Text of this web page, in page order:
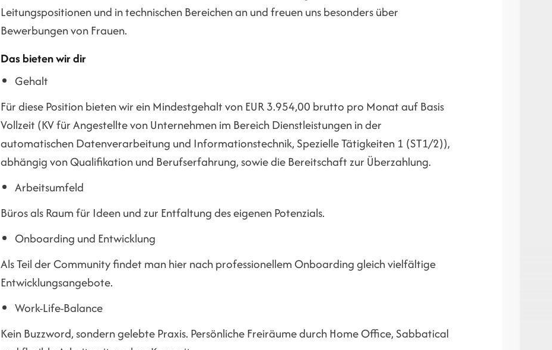
Leitungspositionen und in technischen Bereichen an und freuen uns besonders über
Bewerbungen von Frauen.
Das bieten wir dir
Gehalt
Für diese Position bieten wir ein Mindestgehalt von EUR 3.954,00 brutto pro Monat auf Basis
Vollzeit (KV für Angestellte von Unternehmen im Bereich Dienstleistungen in der
automatischen Datenverarbeitung und Informationstechnik, Spezielle Tätigkeiten 1 (ST1/2)),
abhängig von Qualifikation und Berufserfahrung, sowie die Bereitschaft zur Überzahlung.
Arbeitsumfeld
Büros als Raum für Ideen und zur Entfaltung des eigenen Potenzials.
Onboarding und Entwicklung
Als Teil der Community findet man hier nach professionellem Onboarding gleich vielfältige
Entwicklungsangebote.
Work-Life-Balance
Kein Buzzword, sondern gelebte Praxis. Persönliche Freiräume durch Home Office, Sabbatical